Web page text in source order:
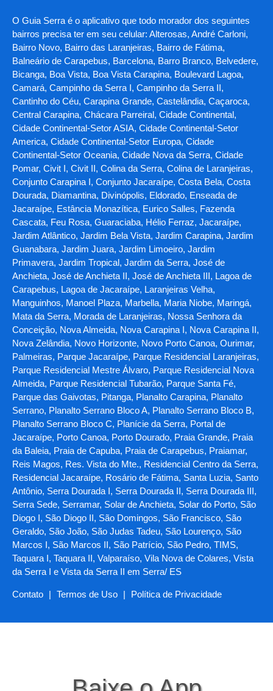
O Guia Serra é o aplicativo que todo morador dos seguintes
bairros precisa ter em seu celular: Alterosas, André Carloni,
Bairro Novo, Bairro das Laranjeiras, Bairro de Fátima,
Balneário de Carapebus, Barcelona, Barro Branco, Belvedere,
Bicanga, Boa Vista, Boa Vista Carapina, Boulevard Lagoa,
Camará, Campinho da Serra I, Campinho da Serra II,
Cantinho do Céu, Carapina Grande, Castelândia, Caçaroca,
Central Carapina, Chácara Parreiral, Cidade Continental,
Cidade Continental-Setor ASIA, Cidade Continental-Setor
America, Cidade Continental-Setor Europa, Cidade
Continental-Setor Oceania, Cidade Nova da Serra, Cidade
Pomar, Civit I, Civit II, Colina da Serra, Colina de Laranjeiras,
Conjunto Carapina I, Conjunto Jacaraípe, Costa Bela, Costa
Dourada, Diamantina, Divinópolis, Eldorado, Enseada de
Jacaraípe, Estância Monazítica, Eurico Salles, Fazenda
Cascata, Feu Rosa, Guaraciaba, Hélio Ferraz, Jacaraípe,
Jardim Atlântico, Jardim Bela Vista, Jardim Carapina, Jardim
Guanabara, Jardim Juara, Jardim Limoeiro, Jardim
Primavera, Jardim Tropical, Jardim da Serra, José de
Anchieta, José de Anchieta II, José de Anchieta III, Lagoa de
Carapebus, Lagoa de Jacaraípe, Laranjeiras Velha,
Manguinhos, Manoel Plaza, Marbella, Maria Niobe, Maringá,
Mata da Serra, Morada de Laranjeiras, Nossa Senhora da
Conceição, Nova Almeida, Nova Carapina I, Nova Carapina II,
Nova Zelândia, Novo Horizonte, Novo Porto Canoa, Ourimar,
Palmeiras, Parque Jacaraípe, Parque Residencial Laranjeiras,
Parque Residencial Mestre Álvaro, Parque Residencial Nova
Almeida, Parque Residencial Tubarão, Parque Santa Fé,
Parque das Gaivotas, Pitanga, Planalto Carapina, Planalto
Serrano, Planalto Serrano Bloco A, Planalto Serrano Bloco B,
Planalto Serrano Bloco C, Planície da Serra, Portal de
Jacaraípe, Porto Canoa, Porto Dourado, Praia Grande, Praia
da Baleia, Praia de Capuba, Praia de Carapebus, Praiamar,
Reis Magos, Res. Vista do Mte., Residencial Centro da Serra,
Residencial Jacaraípe, Rosário de Fátima, Santa Luzia, Santo
Antônio, Serra Dourada I, Serra Dourada II, Serra Dourada III,
Serra Sede, Serramar, Solar de Anchieta, Solar do Porto, São
Diogo I, São Diogo II, São Domingos, São Francisco, São
Geraldo, São João, São Judas Tadeu, São Lourenço, São
Marcos I, São Marcos II, São Patrício, São Pedro, TIMS,
Taquara I, Taquara II, Valparaíso, Vila Nova de Colares, Vista
da Serra I e Vista da Serra II em Serra/ ES
Contato | Termos de Uso | Política de Privacidade